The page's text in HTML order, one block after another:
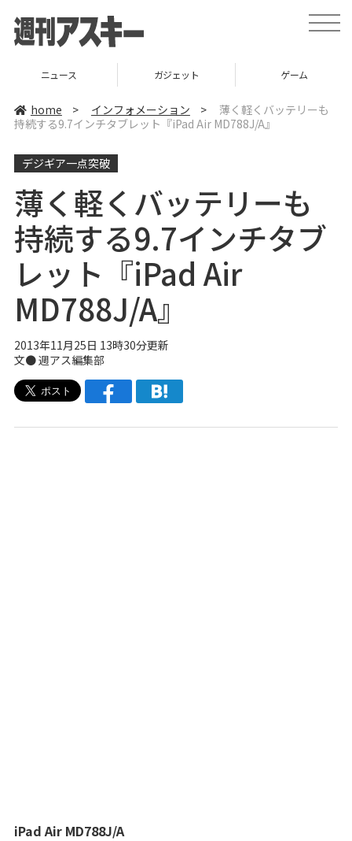
t
o
v
ニュース ガジェット ゲーム
home > インフォメーション >
薄く軽くバッテリーも
持続する9.7インチタブレット『iPad Air MD788J/A』
デジギア一点突破
薄く軽くバッテリーも
持続する9.7インチタブ
レット『iPad Air
MD788J/A』
2013年11月25日 13時30分更新
文●週アス編集部
iPad Air MD788J/A